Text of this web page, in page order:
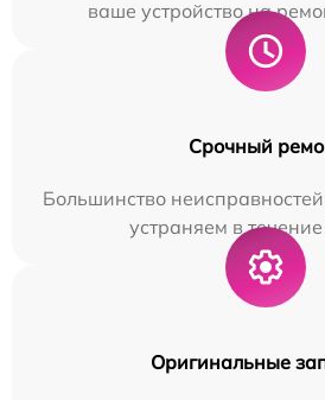
ваше устройство на
Срочный
Большинство
устраняем в
Оригинальные